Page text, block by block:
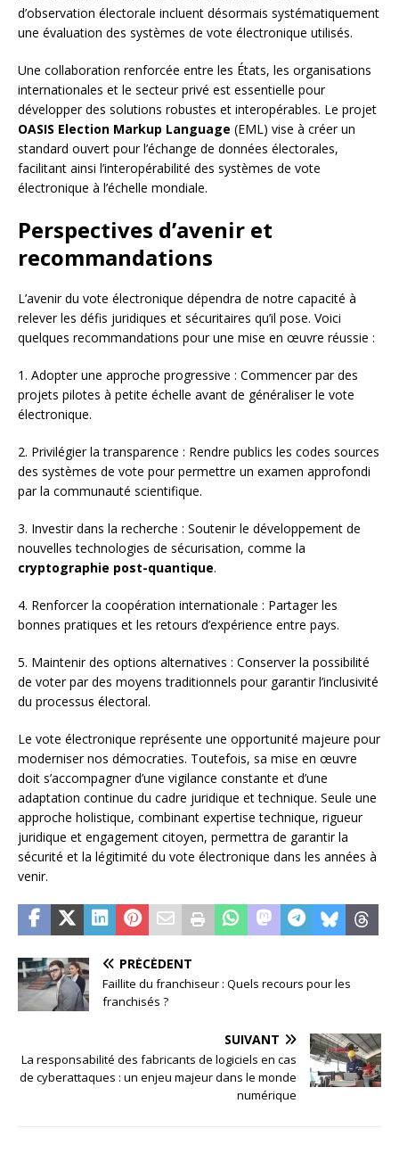
d’observation électorale incluent désormais systématiquement
une évaluation des systèmes de vote électronique utilisés.
Une collaboration renforcée entre les États, les organisations
internationales et le secteur privé est essentielle pour
développer des solutions robustes et interopérables. Le projet
OASIS Election Markup Language (EML) vise à créer un
standard ouvert pour l’échange de données électorales,
facilitant ainsi l’interopérabilité des systèmes de vote
électronique à l’échelle mondiale.
Perspectives d’avenir et
recommandations
L’avenir du vote électronique dépendra de notre capacité à
relever les défis juridiques et sécuritaires qu’il pose. Voici
quelques recommandations pour une mise en œuvre réussie :
1. Adopter une approche progressive : Commencer par des
projets pilotes à petite échelle avant de généraliser le vote
électronique.
2. Privilégier la transparence : Rendre publics les codes sources
des systèmes de vote pour permettre un examen approfondi
par la communauté scientifique.
3. Investir dans la recherche : Soutenir le développement de
nouvelles technologies de sécurisation, comme la
cryptographie post-quantique.
4. Renforcer la coopération internationale : Partager les
bonnes pratiques et les retours d’expérience entre pays.
5. Maintenir des options alternatives : Conserver la possibilité
de voter par des moyens traditionnels pour garantir l’inclusivité
du processus électoral.
Le vote électronique représente une opportunité majeure pour
moderniser nos démocraties. Toutefois, sa mise en œuvre
doit s’accompagner d’une vigilance constante et d’une
adaptation continue du cadre juridique et technique. Seule une
approche holistique, combinant expertise technique, rigueur
juridique et engagement citoyen, permettra de garantir la
sécurité et la légitimité du vote électronique dans les années à
venir.
PRÉCÉDENT
Faillite du franchiseur : Quels recours pour les
franchisés ?
SUIVANT
La responsabilité des fabricants de logiciels en cas
de cyberattaques : un enjeu majeur dans le monde
numérique